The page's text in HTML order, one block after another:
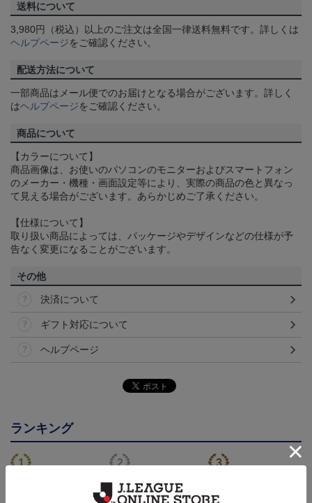
送料について
3,980円（税込）以上のご注文は全国一律送料無料です。詳しくは
ヘルプページをご確認ください。
配送方法について
一部商品はメール便でのお届けとなる場合がございます。詳しく
はヘルプページをご確認ください。
商品について
【カラーについて】
商品画像は、お使いのパソコンのモニターおよびスマートフォン
のメーカー・機種・画面設定等により、実際の商品の色と異なっ
て見える場合がございます。あらかじめご了承ください。
【仕様について】
取り扱い商品によっては、パッケージやデザインなどの仕様が予
告なく変更になることがございます。
その他
決済について
ギフト対応について
ヘルプページ
ランキング